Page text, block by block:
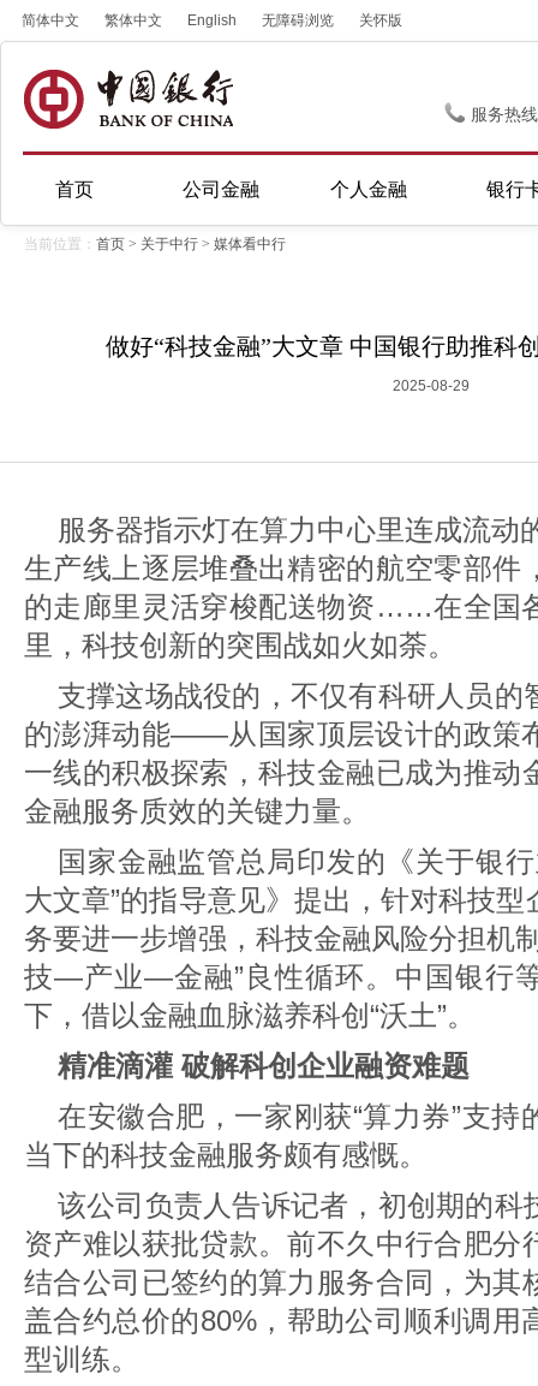
简体中文 繁体中文 English 无障碍浏览 关怀版
服务热
首页 公司金融 个人金融 银行
当前位置： 首页 > 关于中行 > 媒体看中行
做好“科技金融”大文章 中国银行助推科
2025-08-29
服务器指示灯在算力中心里连成流动
生产线上逐层堆叠出精密的航空零部件
的走廊里灵活穿梭配送物资……在全国
里，科技创新的突围战如火如荼。
支撑这场战役的，不仅有科研人员的
的澎湃动能——从国家顶层设计的政策
一线的积极探索，科技金融已成为推动
金融服务质效的关键力量。
国家金融监管总局印发的《关于银
大文章”的指导意见》提出，针对科技
务要进一步增强，科技金融风险分担机
技—产业—金融”良性循环。中国银行
下，借以金融血脉滋养科创“沃土”。
精准滴灌 破解科创企业融资难题
在安徽合肥，一家刚获“算力券”支
当下的科技金融服务颇有感慨。
该公司负责人告诉记者，初创期的科
资产难以获批贷款。前不久中行合肥分
结合公司已签约的算力服务合同，为其
盖合约总价的80%，帮助公司顺利调用
型训练。